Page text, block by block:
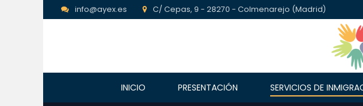
info@ayex.es C/ Cepas, 9 - 28270 - Colmenarejo (Madrid)
INICIO PRESENTACIÓN SERVICIOS DE